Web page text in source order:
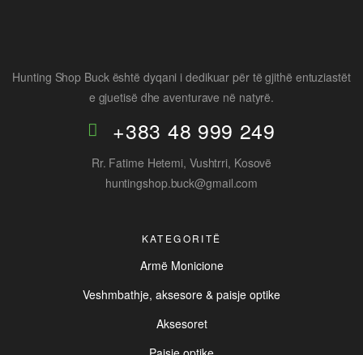
Hunting Shop Buck është dyqani i dedikuar për të gjithë entuziastët
e gjuetisë dhe aventurave në natyrë.
+383 48 999 249
Rr. Fatime Hetemi, Vushtrri, Kosovë
huntingshop.buck@gmail.com
KATEGORITË
Armë Monicione
Veshmbathje, aksesore & paisje optike
Aksesoret